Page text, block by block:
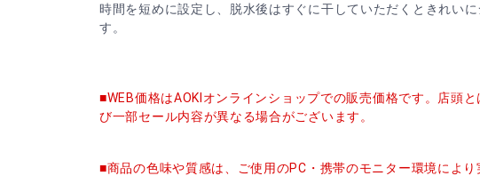
時間を短めに設定し、脱水後はすぐに干していただくときれいに
す。
■WEB価格はAOKIオンラインショップでの販売価格です。店頭と
び一部セール内容が異なる場合がございます。
■商品の色味や質感は、ご使用のPC・携帯のモニター環境により